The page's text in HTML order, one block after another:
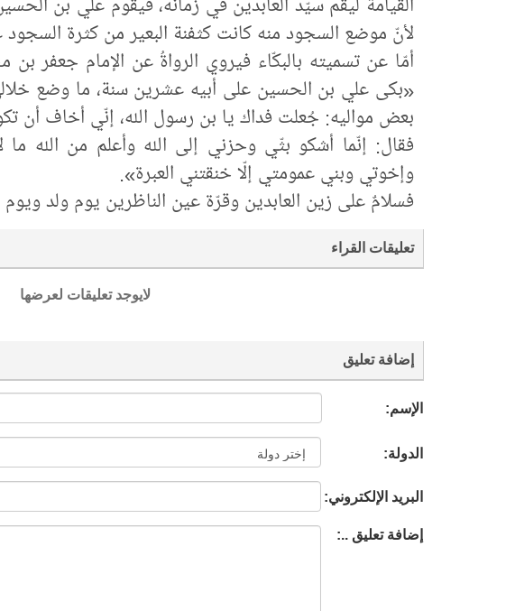
القيامة ليقم سيّد العابدين في زمانه، فيقوم علي بن
لأنّ موضع السجود منه كانت كثفنة البعير من كثرة السجود
أمّا عن تسميته بالبكّاء فيروي الرواةُ عن الإمام جعفر بن
«بكى علي بن الحسين على أبيه عشرين سنة، ما وضع
بعض مواليه: جُعلت فداك يا بن رسول الله، إنّي أخاف أن
فقال: إنّما أشكو بثّي وحزني إلى الله وأعلم من الله
وإخوتي وبني عمومتي إلّا خنقتني العبرة».
فسلامٌ على زين العابدين وقرّة عين الناظرين يوم ولد
تعليقات القراء
لايوجد تعليقات لعرضها
إضافة تعليق
الإسم:
الدولة:
البريد الإلكتروني:
إضافة تعليق ..: